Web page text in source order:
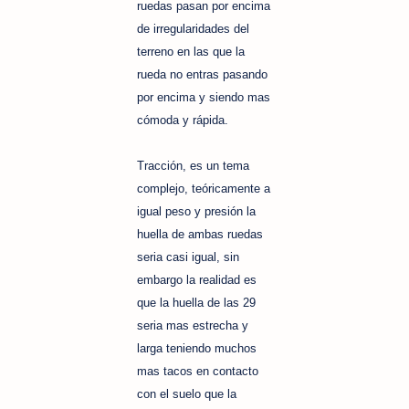
ruedas pasan por encima
de irregularidades del
terreno en las que la
rueda no entras pasando
por encima y siendo mas
cómoda y rápida.
Tracción, es un tema
complejo, teóricamente a
igual peso y presión la
huella de ambas ruedas
seria casi igual, sin
embargo la realidad es
que la huella de las 29
seria mas estrecha y
larga teniendo muchos
mas tacos en contacto
con el suelo que la